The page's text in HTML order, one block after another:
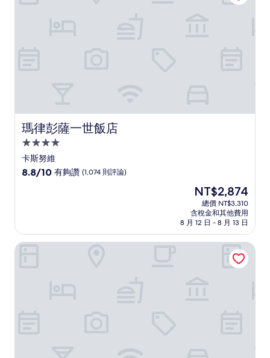
瑪律彭薩一世飯店
瑪律彭薩一世飯店
4.0
星
級
卡斯努維
8.8
有
夠
8.8/10 有夠讚 (1,074 則評論)
現
價
格
為
NT$2,874
NT$2,874
總價 NT$3,310
含稅金和其他費用
8 月 12 日 - 8 月 13 日
米蘭馬爾彭薩機場皇冠假日飯店 IHG 旗下飯店